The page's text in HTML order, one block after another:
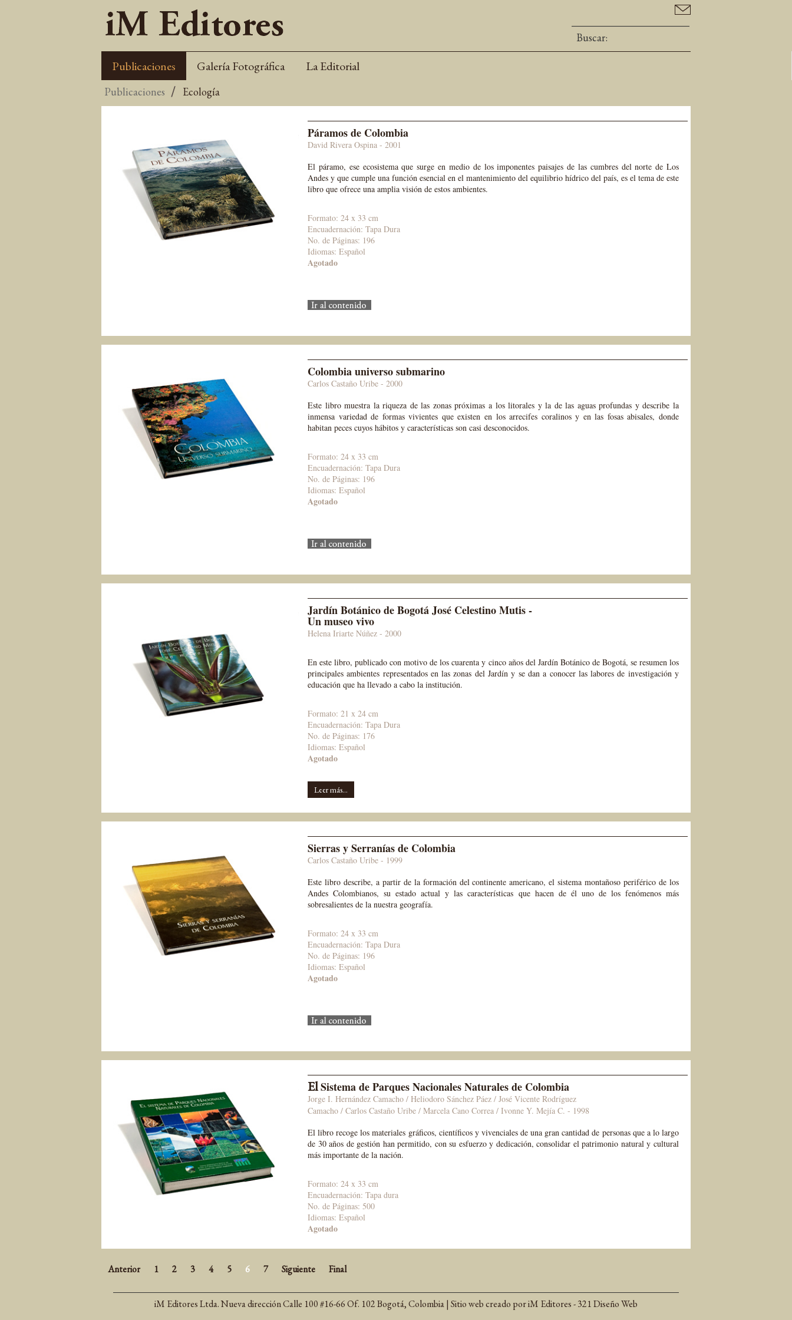
Publicaciones Galería Fotográfica La Editorial
Publicaciones Ecología
Páramos de Colombia
David Rivera Ospina - 2001
El páramo, ese ecosistema que surge en medio de los imponentes paisajes de las cumbres del norte de Los
Andes y que cumple una función esencial en el mantenimiento del equilibrio hídrico del país, es el tema de este
libro que ofrece una amplia visión de estos ambientes.
Formato: 24 x 33 cm
Encuadernación: Tapa Dura
No. de Páginas: 196
Idiomas: Español
Agotado
Colombia universo submarino
Carlos Castaño Uribe - 2000
Este libro muestra la riqueza de las zonas próximas a los litorales y la de las aguas profundas y describe la
inmensa variedad de formas vivientes que existen en los arrecifes coralinos y en las fosas abisales, donde
habitan peces cuyos hábitos y características son casi desconocidos.
Formato: 24 x 33 cm
Encuadernación: Tapa Dura
No. de Páginas: 196
Idiomas: Español
Agotado
Jardín Botánico de Bogotá José Celestino Mutis -
Un museo vivo
Helena Iriarte Núñez - 2000
En este libro, publicado con motivo de los cuarenta y cinco años del Jardín Botánico de Bogotá, se resumen los
principales ambientes representados en las zonas del Jardín y se dan a conocer las labores de investigación y
educación que ha llevado a cabo la institución.
Formato: 21 x 24 cm
Encuadernación: Tapa Dura
No. de Páginas: 176
Idiomas: Español
Agotado
Leer más...
Sierras y Serranías de Colombia
Carlos Castaño Uribe - 1999
Este libro describe, a partir de la formación del continente americano, el sistema montañoso periférico de los
Andes Colombianos, su estado actual y las características que hacen de él uno de los fenómenos más
sobresalientes de la nuestra geografía.
Formato: 24 x 33 cm
Encuadernación: Tapa Dura
No. de Páginas: 196
Idiomas: Español
Agotado
ElSistema de Parques Nacionales Naturales de Colombia
Jorge I. Hernández Camacho / Heliodoro Sánchez Páez / José Vicente Rodríguez
Camacho / Carlos Castaño Uribe / Marcela Cano Correa / Ivonne Y. Mejía C. - 1998
El libro recoge los materiales gráficos, científicos y vivenciales de una gran cantidad de personas que a lo largo
de 30 años de gestión han permitido, con su esfuerzo y dedicación, consolidar el patrimonio natural y cultural
más importante de la nación.
Formato: 24 x 33 cm
Encuadernación: Tapa dura
No. de Páginas: 500
Idiomas: Español
Agotado
Anterior 1 2 3 4 5 6 7 Siguiente Final
iM Editores Ltda. Nueva dirección Calle 100 #16-66 Of. 102 Bogotá, Colombia | Sitio web creado por iM Editores - 321 Diseño Web